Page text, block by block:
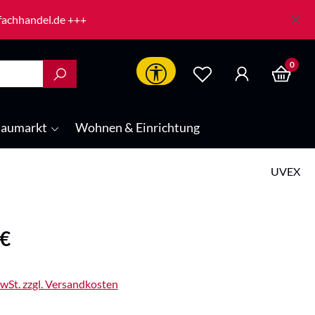
+++
Werkzeugleiste anzeigen
0
Wohnen & Einrichtung
UVEX
zzgl. Versandkosten